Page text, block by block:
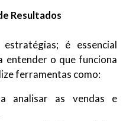
Resultados
é essencial
entender o que funciona
ferramentas como:
analisar as vendas e